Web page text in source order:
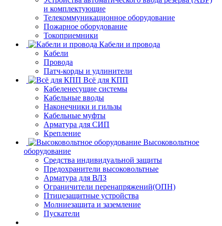
и комплектующие
Телекоммуникационное оборудование
Пожарное оборудование
Токоприемники
Кабели и провода
Кабели
Провода
Патч-корды и удлинители
Всё для КПП
Кабеленесущие системы
Кабельные вводы
Наконечники и гильзы
Кабельные муфты
Арматура для СИП
Крепление
Высоковольтное
оборудование
Средства индивидуальной защиты
Предохранители высоковольтные
Арматура для ВЛЗ
Ограничители перенапряжений(ОПН)
Птицезащитные устройства
Молниезащита и заземление
Пускатели